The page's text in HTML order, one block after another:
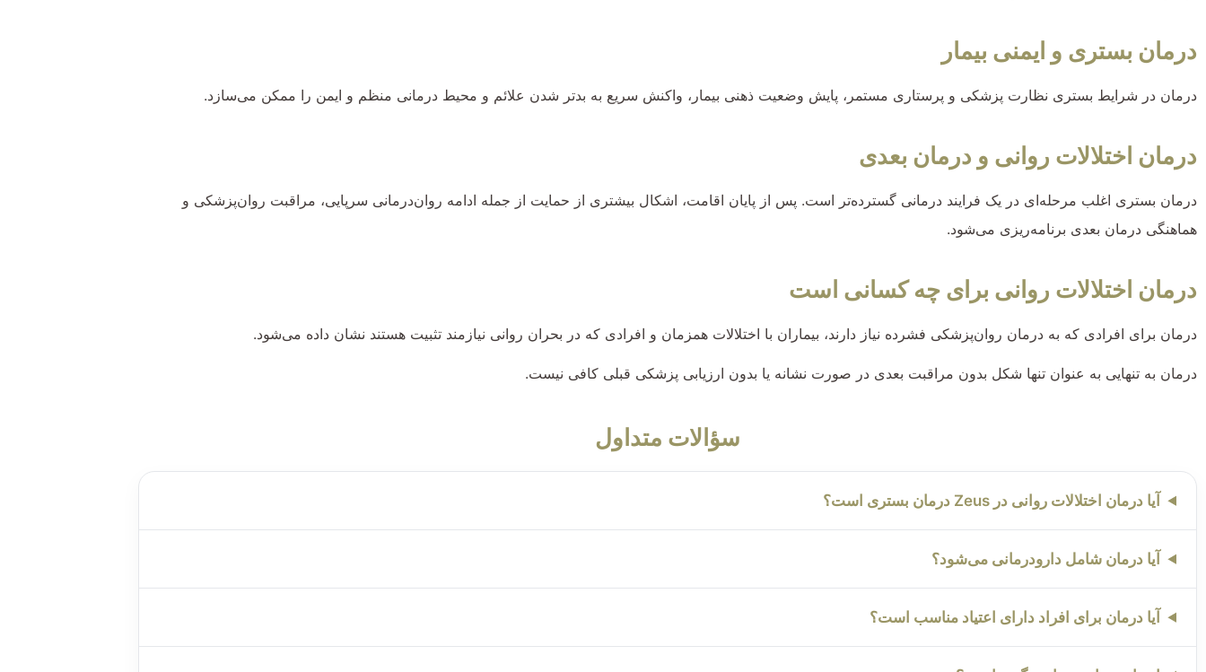
درمان بستری و ایمنی بیمار
درمان در شرایط بستری نظارت پزشکی و پرستاری مستمر، پایش وضعیت ذهنی بیمار، واکنش سریع به بدتر شدن علائم و محیط درمانی منظم و ایمن را ممکن می‌سازد.
درمان اختلالات روانی و درمان بعدی
درمان بستری اغلب مرحله‌ای در یک فرایند درمانی گسترده‌تر است. پس از پایان اقامت، اشکال بیشتری از حمایت از جمله ادامه روان‌درمانی سرپایی، مراقبت روان‌پزشکی و
هماهنگی درمان بعدی برنامه‌ریزی می‌شود.
درمان اختلالات روانی برای چه کسانی است
درمان برای افرادی که به درمان روان‌پزشکی فشرده نیاز دارند، بیماران با اختلالات همزمان و افرادی که در بحران روانی نیازمند تثبیت هستند نشان داده می‌شود.
درمان به تنهایی به عنوان تنها شکل بدون مراقبت بعدی در صورت نشانه یا بدون ارزیابی پزشکی قبلی کافی نیست.
سؤالات متداول
آیا درمان اختلالات روانی در Zeus درمان بستری است؟
آیا درمان شامل دارودرمانی می‌شود؟
آیا درمان برای افراد دارای اعتیاد مناسب است؟